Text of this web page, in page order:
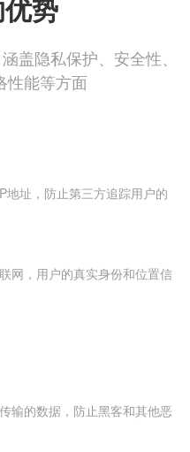
势
盖隐私保护、安全性、
性能等方面
地址，防止第三方追踪用户的
网，用户的真实身份和位置信
输的数据，防止黑客和其他恶